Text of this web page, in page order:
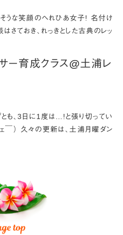
うな笑顔のへれひあ女子! 名付け
さておき、れっきとした古典のレッ
ー育成クラス@土浦レ
も、3日に1度は…!と張り切ってい
ェ￣） 久々の更新は、土浦月曜ダン